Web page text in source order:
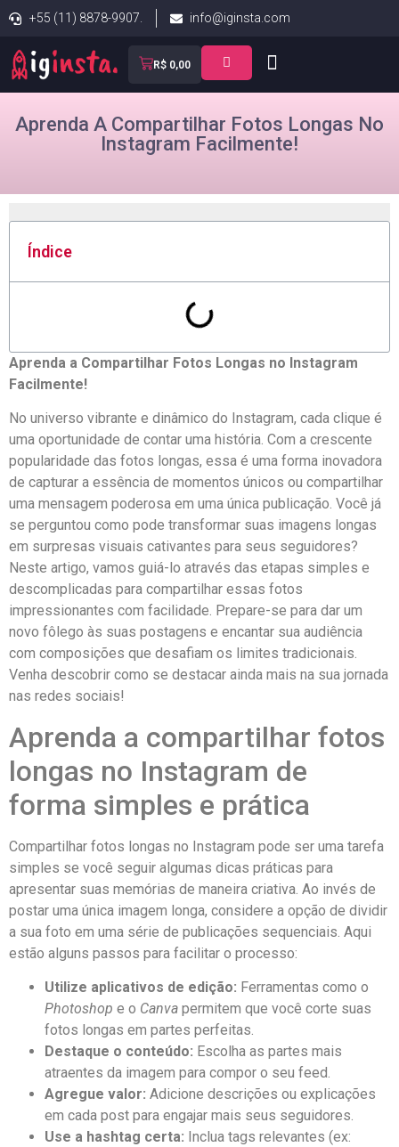
+55 (11) 8878-9907. info@iginsta.com
R$ 0,00
Aprenda A Compartilhar Fotos Longas No
Instagram Facilmente!
Índice
Aprenda a Compartilhar Fotos Longas no Instagram
Facilmente!
No universo ​vibrante e dinâmico do Instagram, ‌cada ⁣clique é
uma oportunidade ⁣de contar uma história. Com‍ a​ crescente
popularidade ‍das fotos longas, essa é uma forma inovadora
de capturar a essência de momentos‍ únicos ou compartilhar
uma mensagem poderosa ⁢em uma única publicação. Você já
se perguntou como pode transformar suas imagens longas‌
em surpresas visuais⁣ cativantes para‌ seus seguidores?
Neste⁣ artigo, ⁣vamos guiá-lo através das⁢ etapas ‍simples e
descomplicadas​ para compartilhar ‍essas fotos⁣
impressionantes ⁢com ⁣facilidade. Prepare-se para dar um​
novo fôlego às suas postagens e encantar sua audiência
com ​composições que desafiam os limites tradicionais.
⁢Venha descobrir​ como se destacar ainda mais na sua‌ jornada
nas‍ redes sociais!
Aprenda a compartilhar fotos
longas no Instagram de
⁤forma simples e prática
Compartilhar​ fotos longas ‌no Instagram pode ser⁢ uma tarefa
simples se você seguir algumas dicas práticas ⁤para
apresentar ​suas memórias de⁤ maneira criativa. ⁣Ao invés de
postar uma ⁢única imagem longa, considere a opção de dividir
a sua‍ foto em ‍uma série de‌ publicações sequenciais. Aqui
estão alguns passos ‌para ​facilitar ⁣o processo:
Utilize aplicativos de edição: Ferramentas como o
Photoshop e o⁣ Canva ⁢permitem que ​você corte suas
fotos longas em partes perfeitas.
Destaque o⁤ conteúdo: Escolha as partes mais
atraentes ‌da imagem para compor o seu feed.
Agregue valor: ⁤Adicione descrições ou explicações
em cada post para engajar ‍mais ⁢seus seguidores.
Use a hashtag certa: Inclua tags⁢ relevantes (ex: